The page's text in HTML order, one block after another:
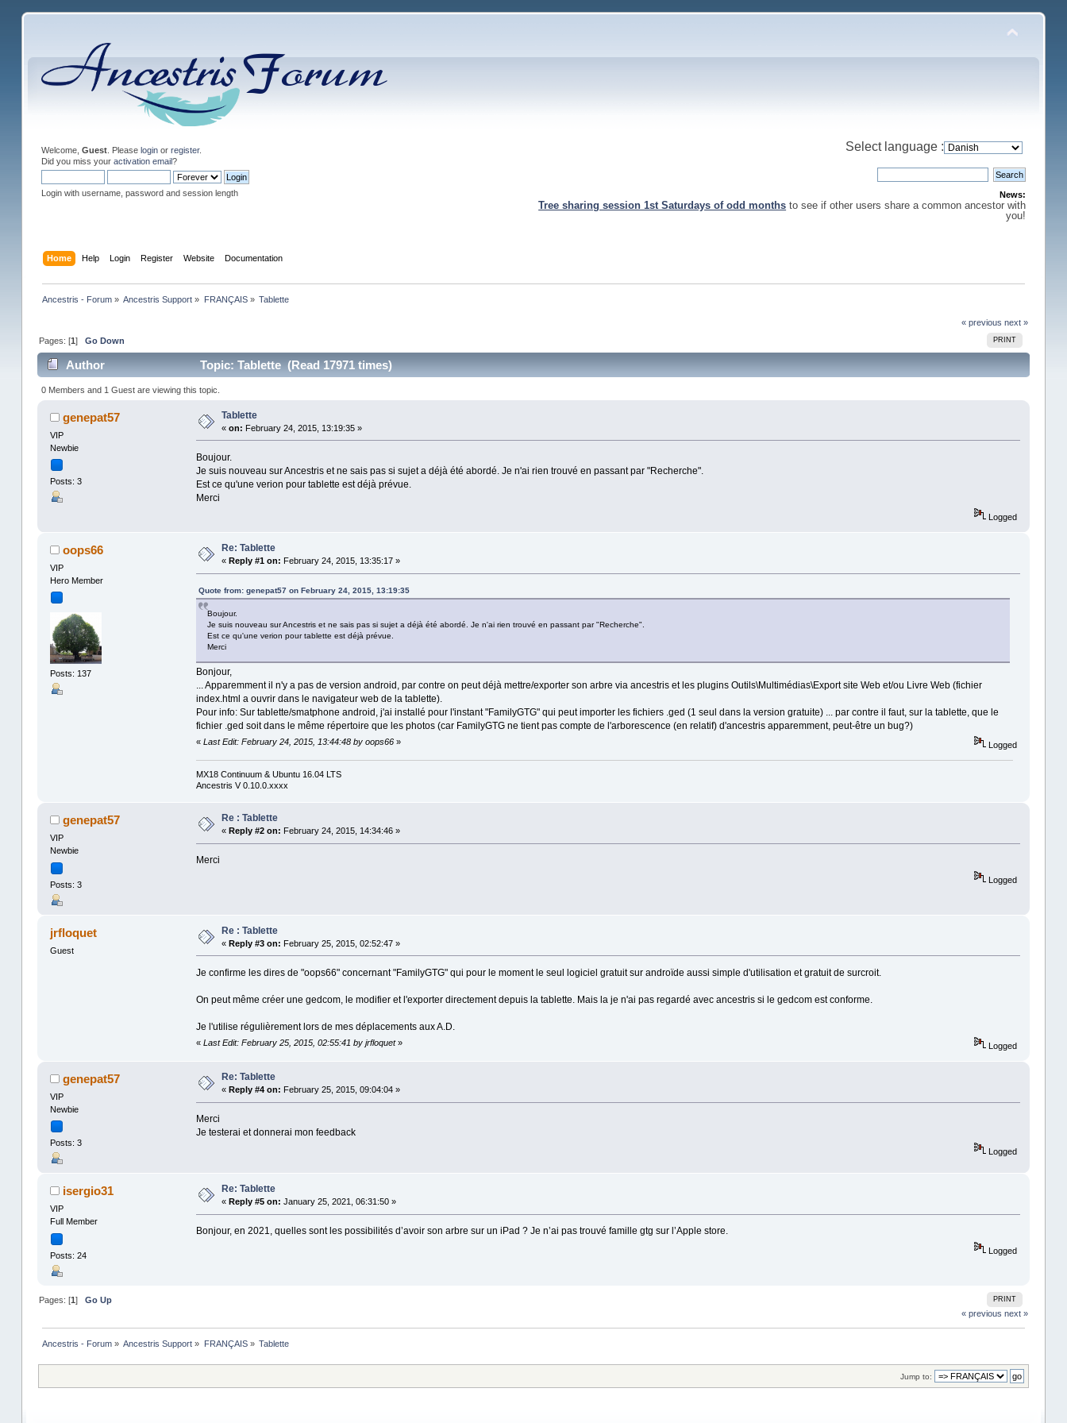
Welcome, Guest. Please loginor register.
Did you miss your activation email?
Login with username, password and session length
Select language :
News:
Tree sharing session 1st Saturdays of odd months to see if other users share a common ancestor with
you!
Home Help Login Register Website Documentation
Ancestris - Forum » Ancestris Support » FRANÇAIS» Tablette
« previous next »
PRINT
Pages: [1]Go Down
Author Topic: Tablette (Read 17971 times)
0 Members and 1 Guest are viewing this topic.
genepat57
VIP
Newbie
Posts: 3
Tablette
« on: February 24, 2015, 13:19:35 »
Boujour.
Je suis nouveau sur Ancestris et ne sais pas si sujet a déjà été abordé. Je n'ai rien trouvé en passant par "Recherche".
Est ce qu'une verion pour tablette est déjà prévue.
Merci
Logged
oops66
VIP
Hero Member
Posts: 137
Re: Tablette
« Reply #1 on: February 24, 2015, 13:35:17 »
Quote from: genepat57 on February 24, 2015, 13:19:35
Boujour.
Je suis nouveau sur Ancestris et ne sais pas si sujet a déjà été abordé. Je n'ai rien trouvé en passant par "Recherche".
Est ce qu'une verion pour tablette est déjà prévue.
Merci
Bonjour,
... Apparemment il n'y a pas de version android, par contre on peut déjà mettre/exporter son arbre via ancestris et les plugins Outils\Multimédias\Export site Web et/ou Livre Web (fichier
index.html a ouvrir dans le navigateur web de la tablette).
Pour info: Sur tablette/smatphone android, j'ai installé pour l'instant "FamilyGTG" qui peut importer les fichiers .ged (1 seul dans la version gratuite) ... par contre il faut, sur la tablette, que le
fichier .ged soit dans le même répertoire que les photos (car FamilyGTG ne tient pas compte de l'arborescence (en relatif) d'ancestris apparemment, peut-être un bug?)
« Last Edit: February 24, 2015, 13:44:48 by oops66» Logged
MX18 Continuum & Ubuntu 16.04 LTS
Ancestris V 0.10.0.xxxx
genepat57
VIP
Newbie
Posts: 3
Re : Tablette
« Reply #2 on: February 24, 2015, 14:34:46 »
Merci
Logged
jrfloquet
Guest
Re : Tablette
« Reply #3 on: February 25, 2015, 02:52:47 »
Je confirme les dires de "oops66" concernant "FamilyGTG" qui pour le moment le seul logiciel gratuit sur androïde aussi simple d'utilisation et gratuit de surcroit.
On peut même créer une gedcom, le modifier et l'exporter directement depuis la tablette. Mais la je n'ai pas regardé avec ancestris si le gedcom est conforme.
Je l'utilise régulièrement lors de mes déplacements aux A.D.
« Last Edit: February 25, 2015, 02:55:41 by jrfloquet» Logged
genepat57
VIP
Newbie
Posts: 3
Re: Tablette
« Reply #4 on: February 25, 2015, 09:04:04 »
Merci
Je testerai et donnerai mon feedback
Logged
isergio31
VIP
Full Member
Posts: 24
Re: Tablette
« Reply #5 on: January 25, 2021, 06:31:50 »
Bonjour, en 2021, quelles sont les possibilités d’avoir son arbre sur un iPad ? Je n’ai pas trouvé famille gtg sur l’Apple store.
Logged
PRINT
Pages: [1]Go Up
« previous next »
Ancestris - Forum » Ancestris Support » FRANÇAIS» Tablette
Jump to: